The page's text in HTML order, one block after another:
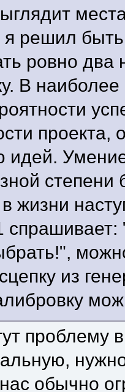
я решил
ровно два
В
проекта,
идей.
в жизни
спрашивает:
из
обычно